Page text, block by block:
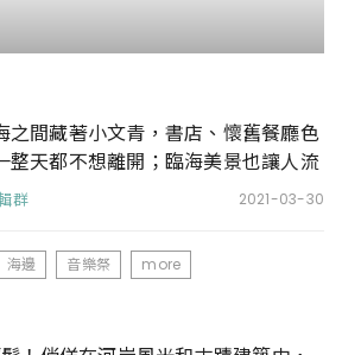
之間藏著小文青，書店、懷舊餐廳色
整天都不想離開；臨海美景也讓人流
群 2021-03-30
海邊 音樂祭 more